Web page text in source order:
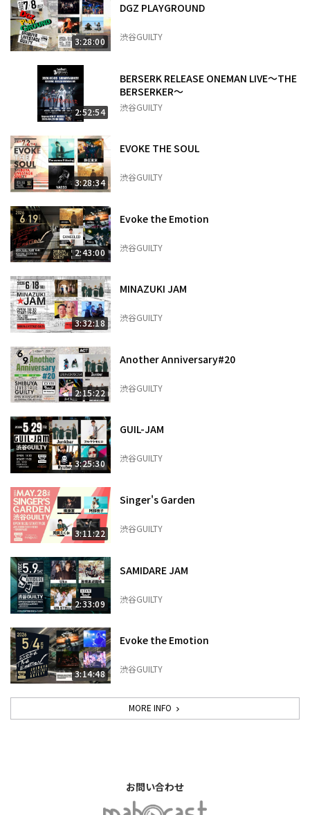
3:28:00
DGZ PLAYGROUND
渋谷GUILTY
2:52:54
BERSERK RELEASE ONEMAN LIVE～THE
BERSERKER～
渋谷GUILTY
3:28:34
EVOKE THE SOUL
渋谷GUILTY
2:43:00
Evoke the Emotion
渋谷GUILTY
3:32:18
MINAZUKI JAM
渋谷GUILTY
2:15:22
Another Anniversary#20
渋谷GUILTY
3:25:30
GUIL-JAM
渋谷GUILTY
3:11:22
Singer's Garden
渋谷GUILTY
2:33:09
SAMIDARE JAM
渋谷GUILTY
3:14:48
Evoke the Emotion
渋谷GUILTY
MORE INFO
お問い合わせ